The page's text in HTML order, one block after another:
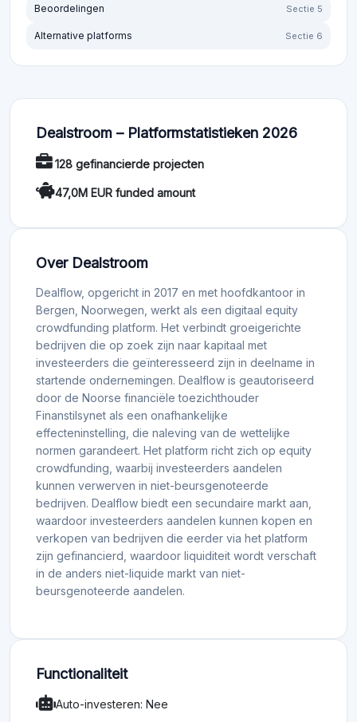
Beoordelingen Sectie 5
Alternative platforms Sectie 6
Dealstroom – Platformstatistieken 2026
128 gefinancierde projecten
47,0M EUR funded amount
Over Dealstroom
Dealflow, opgericht in 2017 en met hoofdkantoor in
Bergen, Noorwegen, werkt als een digitaal equity
crowdfunding platform. Het verbindt groeigerichte
bedrijven die op zoek zijn naar kapitaal met
investeerders die geïnteresseerd zijn in deelname in
startende ondernemingen. Dealflow is geautoriseerd
door de Noorse financiële toezichthouder
Finanstilsynet als een onafhankelijke
effecteninstelling, die naleving van de wettelijke
normen garandeert. Het platform richt zich op equity
crowdfunding, waarbij investeerders aandelen
kunnen verwerven in niet-beursgenoteerde
bedrijven. Dealflow biedt een secundaire markt aan,
waardoor investeerders aandelen kunnen kopen en
verkopen van bedrijven die eerder via het platform
zijn gefinancierd, waardoor liquiditeit wordt verschaft
in de anders niet-liquide markt van niet-
beursgenoteerde aandelen.
Functionaliteit
Auto-investeren: Nee